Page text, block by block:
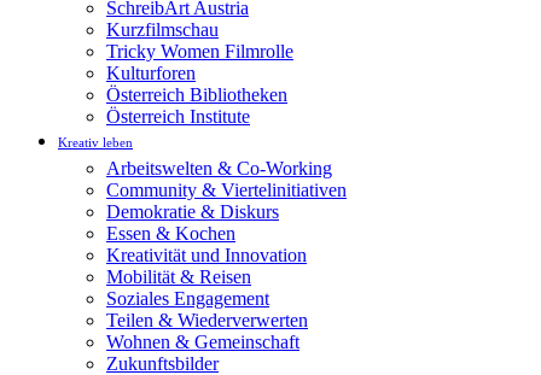
SchreibArt Austria
Kurzfilmschau
Tricky Women Filmrolle
Kulturforen
Österreich Bibliotheken
Österreich Institute
Kreativ leben
Arbeitswelten & Co-Working
Community & Viertelinitiativen
Demokratie & Diskurs
Essen & Kochen
Kreativität und Innovation
Mobilität & Reisen
Soziales Engagement
Teilen & Wiederverwerten
Wohnen & Gemeinschaft
Zukunftsbilder